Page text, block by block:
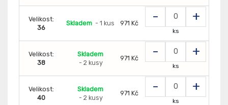
Velikost:
36
Skladem - 1 kus 971 Kč - +
ks
Velikost:
38
Skladem
- 2 kusy
971 Kč - +
ks
Velikost:
40
Skladem
- 2 kusy
971 Kč - +
ks